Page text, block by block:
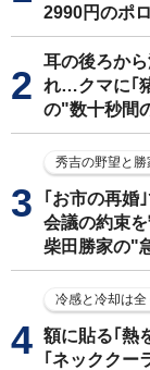
2990円のポ
耳の後ろか
れ…クマに｢
の"数十秒間
秀吉の野望と勝
｢お市の再婚
会議の約束
柴田勝家の"
冷感と冷却は全
額に貼る｢熱
｢ネッククー